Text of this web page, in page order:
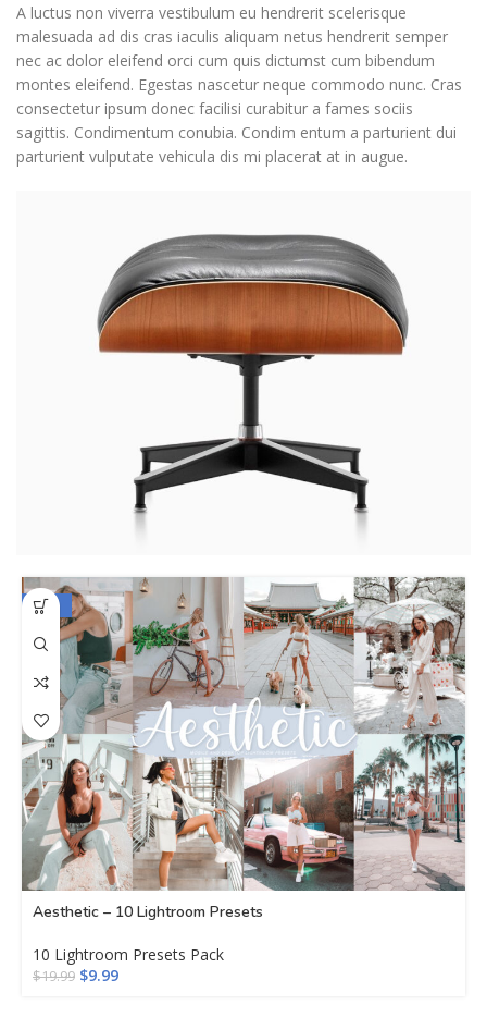
A luctus non viverra vestibulum eu hendrerit scelerisque
malesuada ad dis cras iaculis aliquam netus hendrerit semper
nec ac dolor eleifend orci cum quis dictumst cum bibendum
montes eleifend. Egestas nascetur neque commodo nunc. Cras
consectetur ipsum donec facilisi curabitur a fames sociis
sagittis. Condimentum conubia. Condim entum a parturient dui
parturient vulputate vehicula dis mi placerat at in augue.
-50%
Aesthetic – 10 Lightroom Presets
10 Lightroom Presets Pack
$19.99 $9.99